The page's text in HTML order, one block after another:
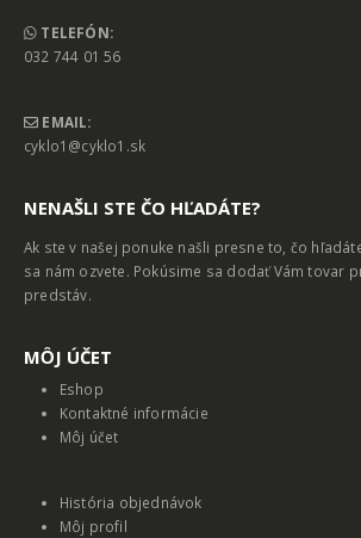
TELEFÓN:
032 744 01 56
EMAIL:
cyklo1@cyklo1.sk
NENAŠLI STE ČO HĽADÁTE?
Ak ste v našej ponuke našli presne to, čo
sa nám ozvete. Pokúsime sa dodať Vám tovar
predstáv.
MȎJ ÚČET
Eshop
Kontaktné informácie
Môj účet
História objednávok
Môj profil